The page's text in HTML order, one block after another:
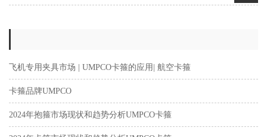
飞机专用夹具市场 | UMPCO卡箍的应用| 航空卡箍
卡箍品牌UMPCO
2024年抱箍市场现状和趋势分析UMPCO卡箍